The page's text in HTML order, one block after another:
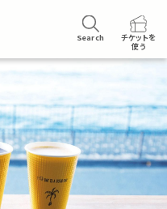
Search
チケットを
使う